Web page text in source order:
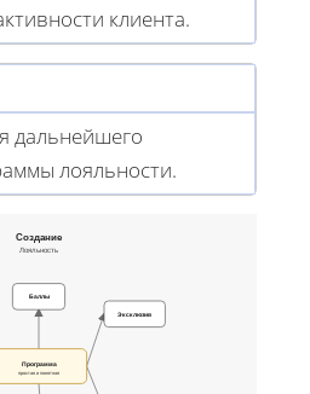
клиента.
дальнейшего
лояльности.
Создание
Лояльность
Баллы
Эксклюзив
Программа
простая и понятная